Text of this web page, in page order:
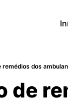
remédios dos
de